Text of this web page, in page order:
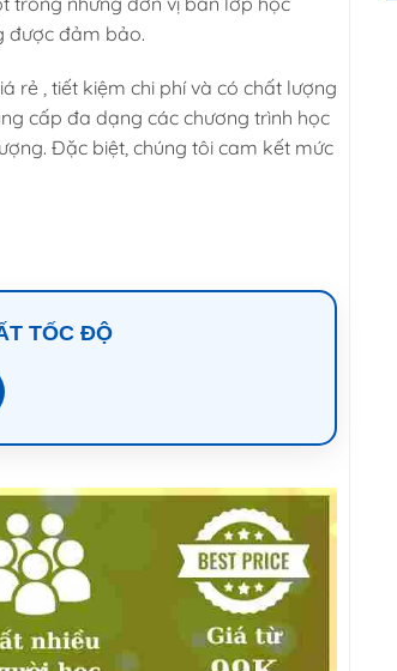
được đảm bảo.
rẻ , tiết kiệm chi phí và có chất lượng
cấp đa dạng các chương trình học
Đặc biệt, chúng tôi cam kết mức
TỐC ĐỘ